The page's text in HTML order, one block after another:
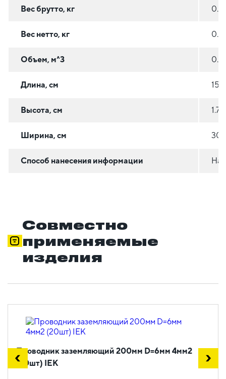
Вес брутто, кг 0.3
Вес нетто, кг
Объем, м^3
Длина, см 15.4
Высота, см 1.7
Ширина, см
Способ нанесения информации На
Совместно
применяемые
изделия
Проводник заземляющий 200мм D=6мм 4мм2
(20шт) IEK